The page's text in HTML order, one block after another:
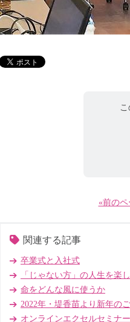
«前の
関連する記事
卒業式と入社式
「じゃない方」の人生を楽
命をどんな風に使うか
2022年・堤香苗より新年の
オンラインエクセルセミナ